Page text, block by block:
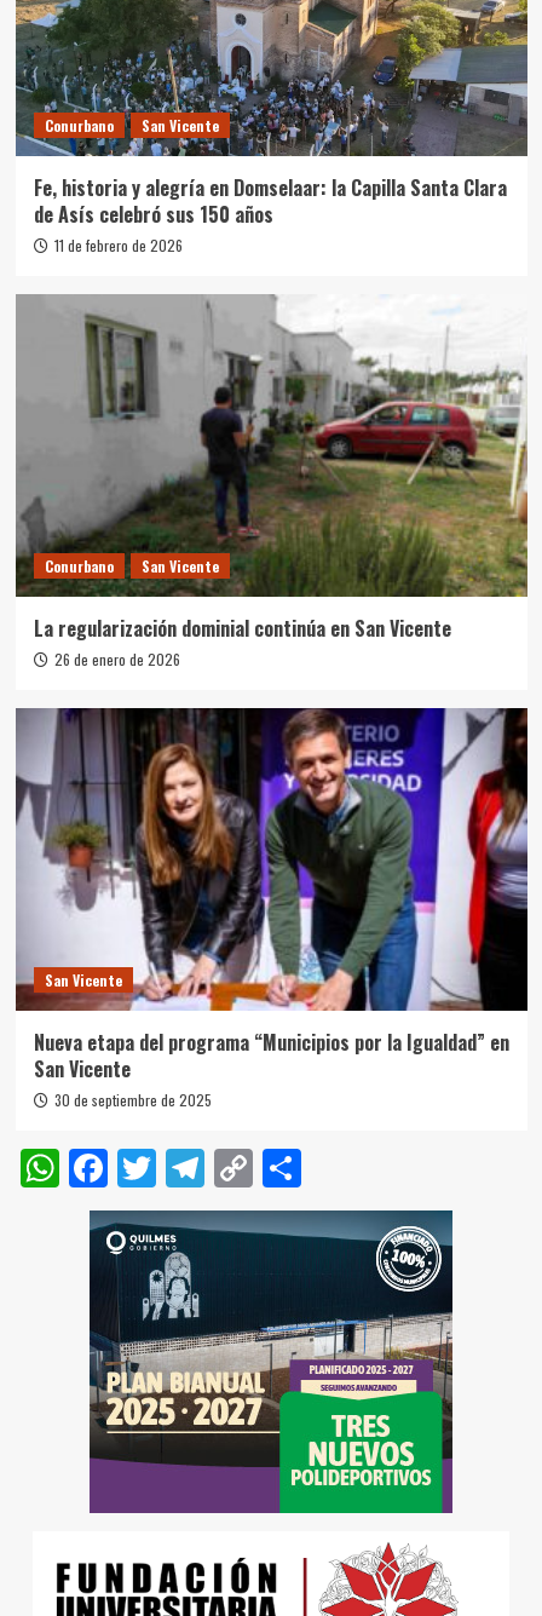
Conurbano San Vicente
Fe, historia y alegría en Domselaar: la Capilla Santa Clara
de Asís celebró sus 150 años
11 de febrero de 2026
Conurbano San Vicente
La regularización dominial continúa en San Vicente
26 de enero de 2026
San Vicente
Nueva etapa del programa “Municipios por la Igualdad” en
San Vicente
30 de septiembre de 2025
WhatsApp
Facebook
Twitter
Telegram
Copy
Link
Compartir